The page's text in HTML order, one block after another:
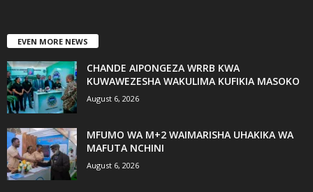
EVEN MORE NEWS
CHANDE AIPONGEZA WRRB KWA
KUWAWEZESHA WAKULIMA KUFIKIA MASOKO
August 6, 2026
MFUMO WA M+2 WAIMARISHA UHAKIKA WA
MAFUTA NCHINI
August 6, 2026